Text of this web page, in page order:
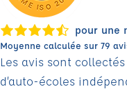
pour une
Moyenne calculée sur 79
Les avis sont
d’auto-écoles